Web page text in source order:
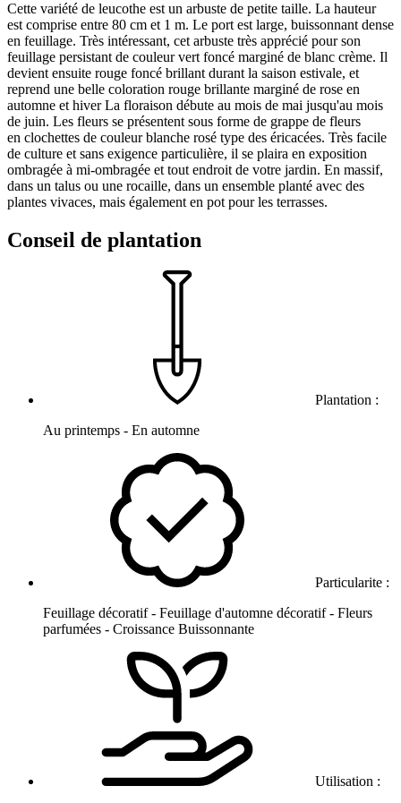
Cette variété de leucothe est un arbuste de petite taille. La hauteur
est comprise entre 80 cm et 1 m. Le port est large, buissonnant dense
en feuillage. Très intéressant, cet arbuste très apprécié pour son
feuillage persistant de couleur vert foncé marginé de blanc crème. Il
devient ensuite rouge foncé brillant durant la saison estivale, et
reprend une belle coloration rouge brillante marginé de rose en
automne et hiver La floraison débute au mois de mai jusqu'au mois
de juin. Les fleurs se présentent sous forme de grappe de fleurs
en clochettes de couleur blanche rosé type des éricacées. Très facile
de culture et sans exigence particulière, il se plaira en exposition
ombragée à mi-ombragée et tout endroit de votre jardin. En massif,
dans un talus ou une rocaille, dans un ensemble planté avec des
plantes vivaces, mais également en pot pour les terrasses.
Conseil de plantation
Plantation :
Au printemps - En automne
Particularite :
Feuillage décoratif - Feuillage d'automne décoratif - Fleurs
parfumées - Croissance Buissonnante
Utilisation :